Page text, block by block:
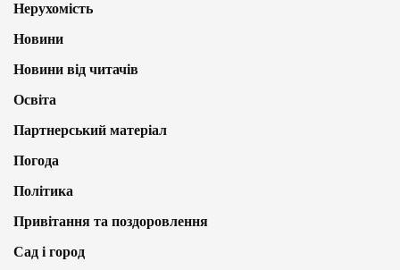
Нерухомість
Новини
Новини від читачів
Освіта
Партнерський матеріал
Погода
Політика
Привітання та поздоровлення
Сад і город